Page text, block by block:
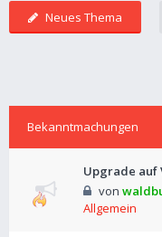
Neues Thema
Bekanntmachungen
Upgrade auf
von
Allgemein